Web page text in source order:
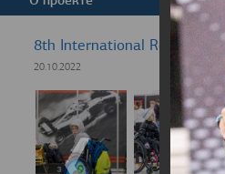
8th International Rezept-
20.10.2022